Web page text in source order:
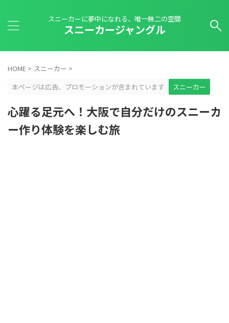
スニーカーに夢中になれる、唯一無二の空間
スニーカージャングル
HOME > スニーカー >
本ページは広告、プロモーションが含まれています
スニーカー
心躍る足元へ！大阪で自分だけのスニーカ
ー作り体験を楽しむ旅